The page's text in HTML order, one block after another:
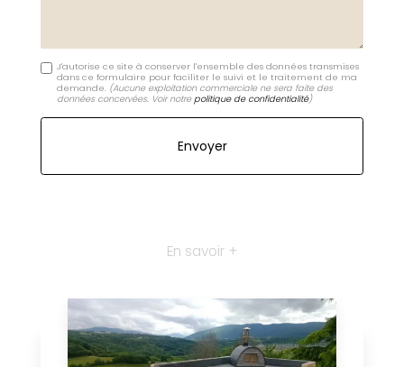
J'autorise ce site à conserver l'ensemble des données transmises
dans ce formulaire pour faciliter le suivi et le traitement de ma
demande. (Aucune exploitation commerciale ne sera faite des
données concervées. Voir notrepolitique de confidentialité)
En savoir +